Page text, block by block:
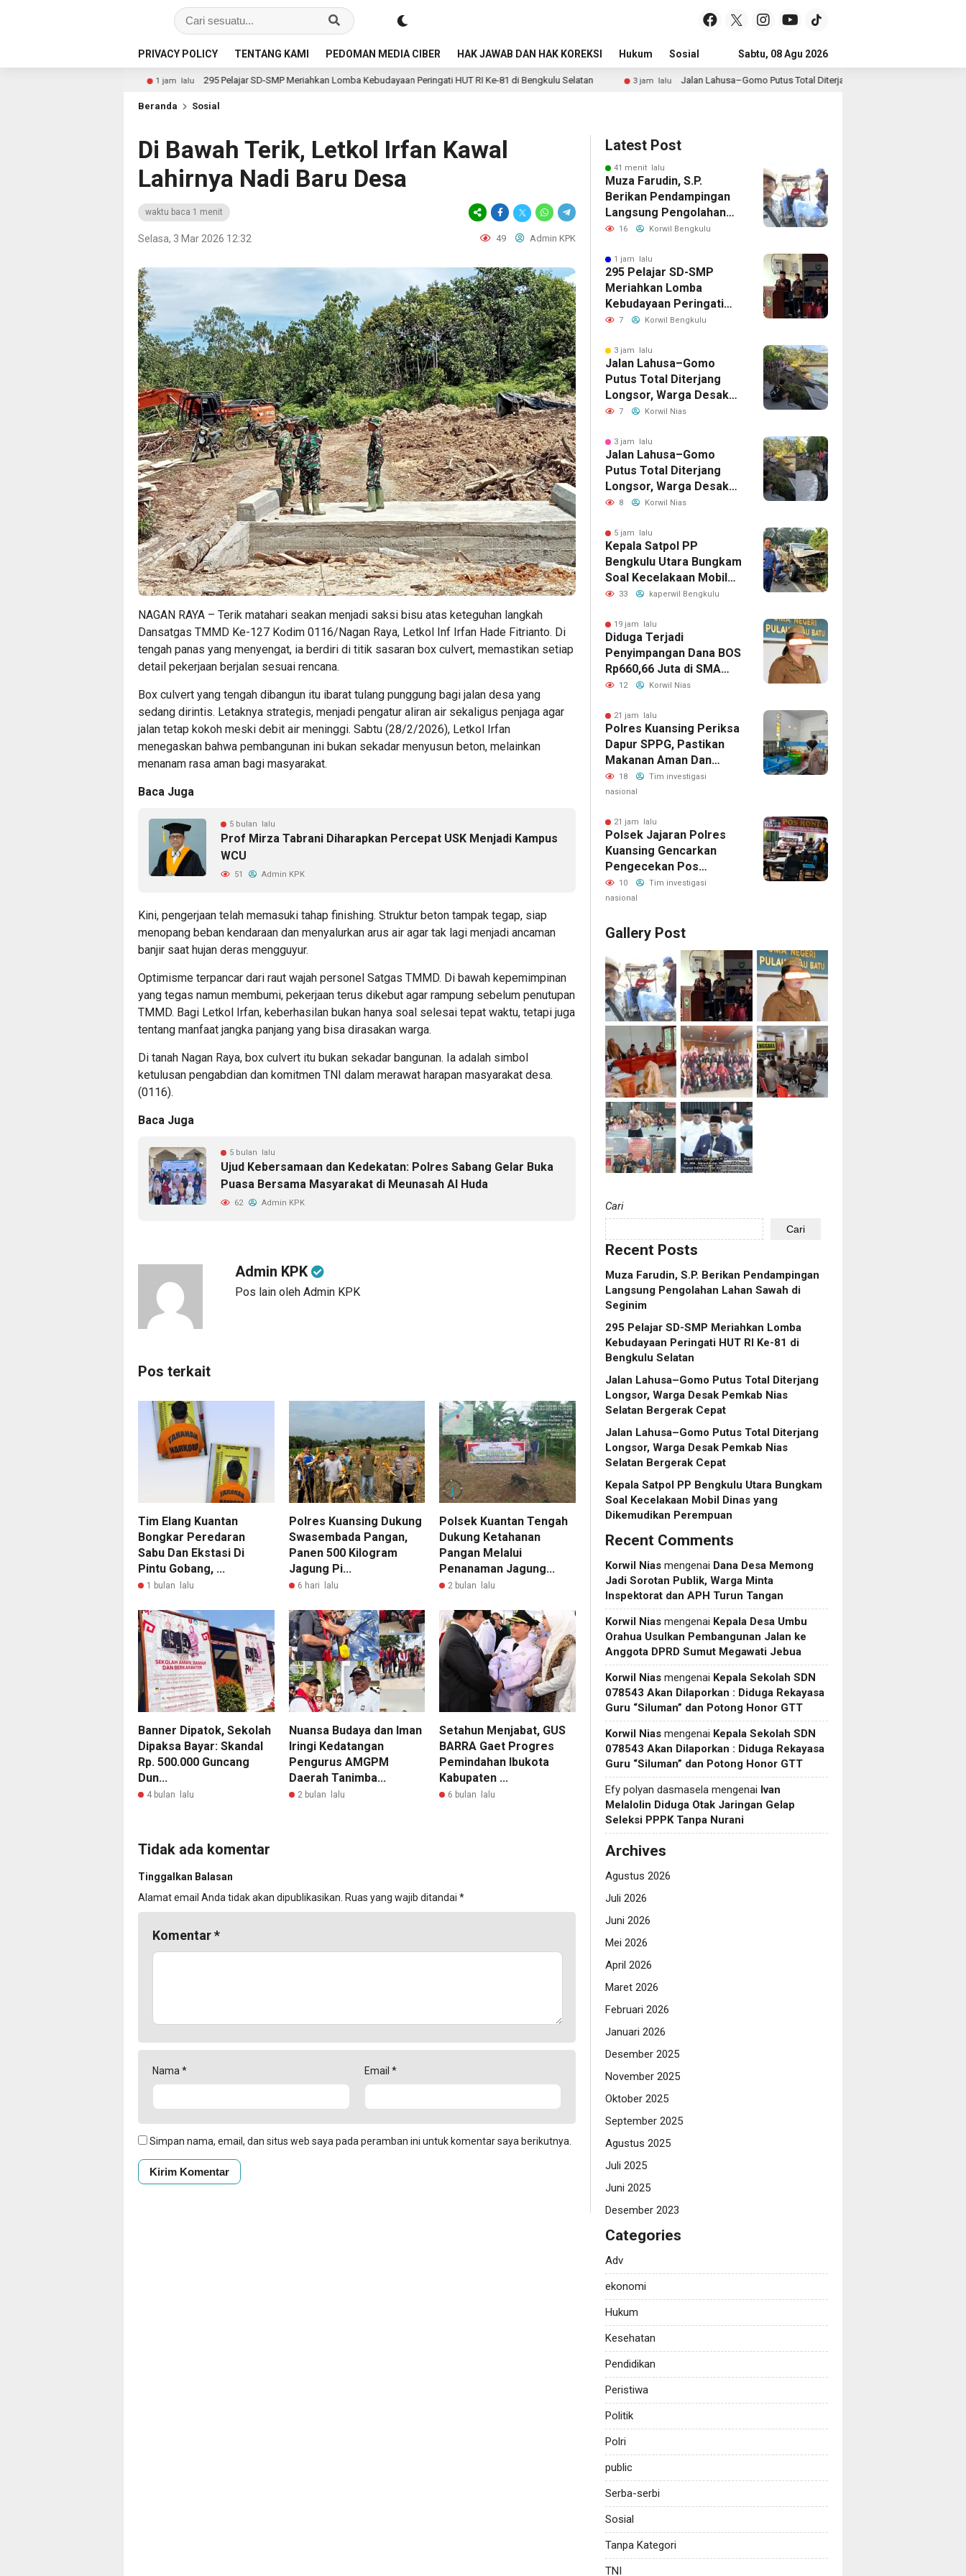
PRIVACY POLICY TENTANG KAMI PEDOMAN MEDIA CIBER HAK JAWAB DAN HAK KOREKSI Hukum Sosial Pendidikan Politik
Sabtu, 08 Agu 2026
295 Pelajar SD-SMP Meriahkan Lomba Kebudayaan Peringati HUT RI Ke-81 di Bengkulu Selatan 3 jam lalu Jalan Lahusa–Gomo Putus Total Diterjang Longsor, Warga Desak Pemkab Nias Selatan
Beranda Sosial
Di Bawah Terik, Letkol Irfan Kawal
Lahirnya Nadi Baru Desa
waktu baca 1 menit
Selasa, 3 Mar 2026 12:32 49 Admin KPK
NAGAN RAYA – Terik matahari seakan menjadi saksi bisu atas keteguhan langkah
Dansatgas TMMD Ke-127 Kodim 0116/Nagan Raya, Letkol Inf Irfan Hade Fitrianto. Di
tengah panas yang menyengat, ia berdiri di titik sasaran box culvert, memastikan setiap
detail pekerjaan berjalan sesuai rencana.
Box culvert yang tengah dibangun itu ibarat tulang punggung bagi jalan desa yang
sedang dirintis. Letaknya strategis, menjadi pengatur aliran air sekaligus penjaga agar
jalan tetap kokoh meski debit air meninggi. Sabtu (28/2/2026), Letkol Irfan
menegaskan bahwa pembangunan ini bukan sekadar menyusun beton, melainkan
menanam rasa aman bagi masyarakat.
Baca Juga
5 bulan lalu
Prof Mirza Tabrani Diharapkan Percepat USK Menjadi Kampus
WCU
51 Admin KPK
Kini, pengerjaan telah memasuki tahap finishing. Struktur beton tampak tegap, siap
menopang beban kendaraan dan menyalurkan arus air agar tak lagi menjadi ancaman
banjir saat hujan deras mengguyur.
Optimisme terpancar dari raut wajah personel Satgas TMMD. Di bawah kepemimpinan
yang tegas namun membumi, pekerjaan terus dikebut agar rampung sebelum penutupan
TMMD. Bagi Letkol Irfan, keberhasilan bukan hanya soal selesai tepat waktu, tetapi juga
tentang manfaat jangka panjang yang bisa dirasakan warga.
Di tanah Nagan Raya, box culvert itu bukan sekadar bangunan. Ia adalah simbol
ketulusan pengabdian dan komitmen TNI dalam merawat harapan masyarakat desa.
(0116).
Baca Juga
5 bulan lalu
Ujud Kebersamaan dan Kedekatan: Polres Sabang Gelar Buka
Puasa Bersama Masyarakat di Meunasah Al Huda
62 Admin KPK
Admin KPK
Pos lain oleh Admin KPK
Pos terkait
Tim Elang Kuantan
Bongkar Peredaran
Sabu Dan Ekstasi Di
Pintu Gobang, ...
1 bulan lalu
Polres Kuansing Dukung
Swasembada Pangan,
Panen 500 Kilogram
Jagung Pi...
6 hari lalu
Polsek Kuantan Tengah
Dukung Ketahanan
Pangan Melalui
Penanaman Jagung...
2 bulan lalu
Banner Dipatok, Sekolah
Dipaksa Bayar: Skandal
Rp. 500.000 Guncang
Dun...
4 bulan lalu
Nuansa Budaya dan Iman
Iringi Kedatangan
Pengurus AMGPM
Daerah Tanimba...
2 bulan lalu
Setahun Menjabat, GUS
BARRA Gaet Progres
Pemindahan Ibukota
Kabupaten ...
6 bulan lalu
Tidak ada komentar
Tinggalkan Balasan
Alamat email Anda tidak akan dipublikasikan. Ruas yang wajib ditandai *
Komentar*
Nama * Email *
Simpan nama, email, dan situs web saya pada peramban ini untuk komentar saya berikutnya.
Latest Post
41 menit lalu
Muza Farudin, S.P.
Berikan Pendampingan
Langsung Pengolahan
Lahan Sawah di Seginim
16 Korwil Bengkulu
1 jam lalu
295 Pelajar SD-SMP
Meriahkan Lomba
Kebudayaan Peringati
HUT RI Ke-81 di Bengkulu
7 Korwil Bengkulu
3 jam lalu
Jalan Lahusa–Gomo
Putus Total Diterjang
Longsor, Warga Desak
Pemkab Nias Selatan
7 Korwil Nias
3 jam lalu
Jalan Lahusa–Gomo
Putus Total Diterjang
Longsor, Warga Desak
Pemkab Nias Selatan
8 Korwil Nias
5 jam lalu
Kepala Satpol PP
Bengkulu Utara Bungkam
Soal Kecelakaan Mobil
Dinas yang Dikemudikan
33 kaperwil Bengkulu
19 jam lalu
Diduga Terjadi
Penyimpangan Dana BOS
Rp660,66 Juta di SMA
Negeri 1 Pulau-Pulau
Belanja Bernilai Besar
Jadi Sorotan; LSM
GEMPUR Siapkan
Laporan ke Kejaksaan
12 Korwil Nias
21 jam lalu
Polres Kuansing Periksa
Dapur SPPG, Pastikan
Makanan Aman Dan
Layak Dikonsumsi
18
Tim investigasi
nasional
21 jam lalu
Polsek Jajaran Polres
Kuansing Gencarkan
Pengecekan Pos
Kamling, Kapolres Ajak
Warga Aktif Jaga
10
Tim investigasi
nasional
Gallery Post
Cari
Cari
Recent Posts
Muza Farudin, S.P. Berikan Pendampingan
Langsung Pengolahan Lahan Sawah di
Seginim
295 Pelajar SD-SMP Meriahkan Lomba
Kebudayaan Peringati HUT RI Ke-81 di
Bengkulu Selatan
Jalan Lahusa–Gomo Putus Total Diterjang
Longsor, Warga Desak Pemkab Nias
Selatan Bergerak Cepat
Jalan Lahusa–Gomo Putus Total Diterjang
Longsor, Warga Desak Pemkab Nias
Selatan Bergerak Cepat
Kepala Satpol PP Bengkulu Utara Bungkam
Soal Kecelakaan Mobil Dinas yang
Dikemudikan Perempuan
Recent Comments
Korwil Nias mengenai Dana Desa Memong
Jadi Sorotan Publik, Warga Minta
Inspektorat dan APH Turun Tangan
Korwil Nias mengenai Kepala Desa Umbu
Orahua Usulkan Pembangunan Jalan ke
Anggota DPRD Sumut Megawati Jebua
Korwil Nias mengenai Kepala Sekolah SDN
078543 Akan Dilaporkan : Diduga Rekayasa
Guru “Siluman” dan Potong Honor GTT
Korwil Nias mengenai Kepala Sekolah SDN
078543 Akan Dilaporkan : Diduga Rekayasa
Guru “Siluman” dan Potong Honor GTT
Efy polyan dasmasela mengenai Ivan
Melalolin Diduga Otak Jaringan Gelap
Seleksi PPPK Tanpa Nurani
Archives
Agustus 2026
Juli 2026
Juni 2026
Mei 2026
April 2026
Maret 2026
Februari 2026
Januari 2026
Desember 2025
November 2025
Oktober 2025
September 2025
Agustus 2025
Juli 2025
Juni 2025
Desember 2023
Categories
Adv
ekonomi
Hukum
Kesehatan
Pendidikan
Peristiwa
Politik
Polri
public
Serba-serbi
Sosial
Tanpa Kategori
TNI